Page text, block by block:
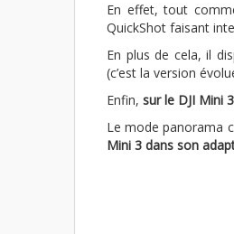
En effet, tout
QuickShot faisant
En plus de cela, il
(c’est la version
Enfin, sur le DJI Mini
Le mode panorama
Mini 3 dans son